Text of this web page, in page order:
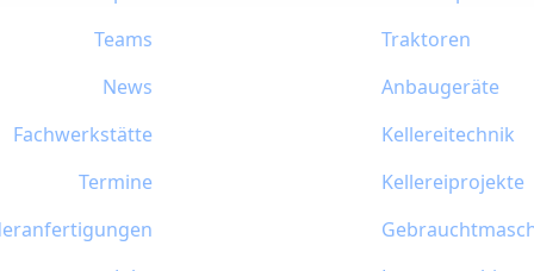
Teams
News
Fachwerkstätte
Termine
Traktoren
Anbaugeräte
Kellereitechnik
Kellereiprojekte